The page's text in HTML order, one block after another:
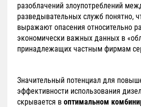
разоблачений злоупотреблений
разведывательных служб понятно,
выражают опасения относительно
экономически важных данных в
принадлежащих частным фирмам
Значительный потенциал для
эффективности использования
скрывается в оптимальном